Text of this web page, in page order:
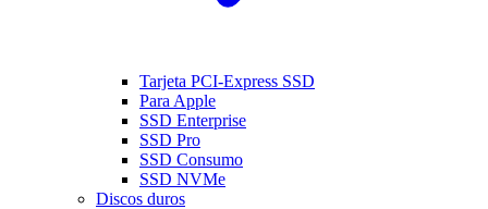
Tarjeta PCI-Express SSD
Para Apple
SSD Enterprise
SSD Pro
SSD Consumo
SSD NVMe
Discos duros